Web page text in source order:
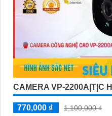
CAMERA VP-2200A|T|C
770,000 ₫
1,100,000 ₫